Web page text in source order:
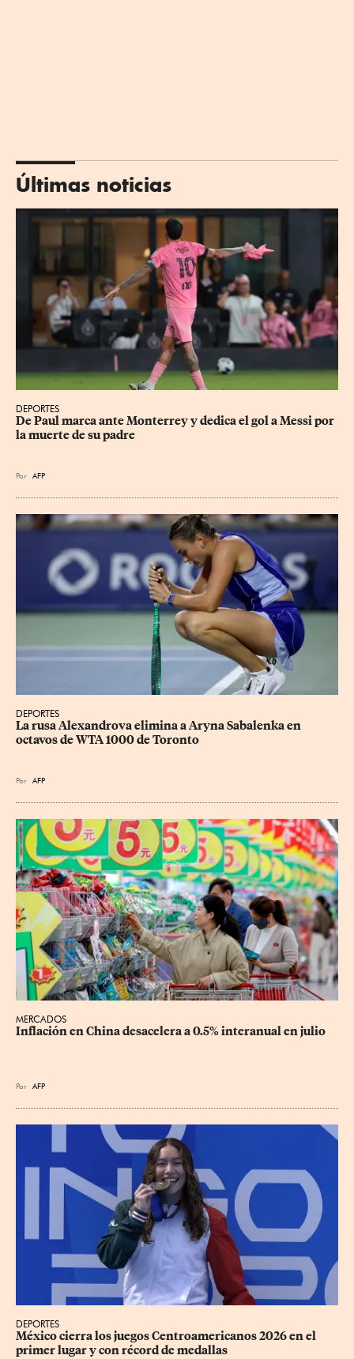
Últimas noticias
DEPORTES
De Paul marca ante Monterrey y dedica el gol a Messi por
la muerte de su padre
Por AFP
DEPORTES
La rusa Alexandrova elimina a Aryna Sabalenka en
octavos de WTA 1000 de Toronto
Por AFP
MERCADOS
Inflación en China desacelera a 0.5% interanual en julio
Por AFP
DEPORTES
México cierra los juegos Centroamericanos 2026 en el
primer lugar y con récord de medallas